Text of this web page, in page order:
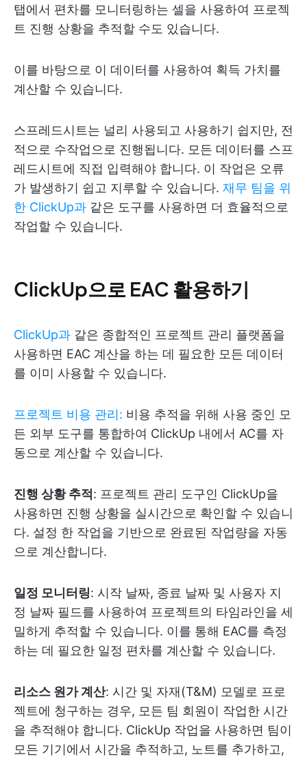
탭에서 편차를 모니터링하는 셀을 사용하여 프로젝
트 진행 상황을 추적할 수도 있습니다.
이를 바탕으로 이 데이터를 사용하여 획득 가치를
계산할 수 있습니다.
스프레드시트는 널리 사용되고 사용하기 쉽지만, 전
적으로 수작업으로 진행됩니다. 모든 데이터를 스프
레드시트에 직접 입력해야 합니다. 이 작업은 오류
가 발생하기 쉽고 지루할 수 있습니다. 재무 팀을 위
한 ClickUp과 같은 도구를 사용하면 더 효율적으로
작업할 수 있습니다.
ClickUp으로 EAC 활용하기
ClickUp과 같은 종합적인 프로젝트 관리 플랫폼을
사용하면 EAC 계산을 하는 데 필요한 모든 데이터
를 이미 사용할 수 있습니다.
프로젝트 비용 관리: 비용 추적을 위해 사용 중인 모
든 외부 도구를 통합하여 ClickUp 내에서 AC를 자
동으로 계산할 수 있습니다.
진행 상황 추적 : 프로젝트 관리 도구인 ClickUp을
사용하면 진행 상황을 실시간으로 확인할 수 있습니
다. 설정 한 작업을 기반으로 완료된 작업량을 자동
으로 계산합니다.
일정 모니터링: 시작 날짜, 종료 날짜 및 사용자 지
정 날짜 필드를 사용하여 프로젝트의 타임라인을 세
밀하게 추적할 수 있습니다. 이를 통해 EAC를 측정
하는 데 필요한 일정 편차를 계산할 수 있습니다.
리소스 원가 계산: 시간 및 자재(T&M) 모델로 프로
젝트에 청구하는 경우, 모든 팀 회원이 작업한 시간
을 추적해야 합니다. ClickUp 작업을 사용하면 팀이
모든 기기에서 시간을 추적하고, 노트를 추가하고,